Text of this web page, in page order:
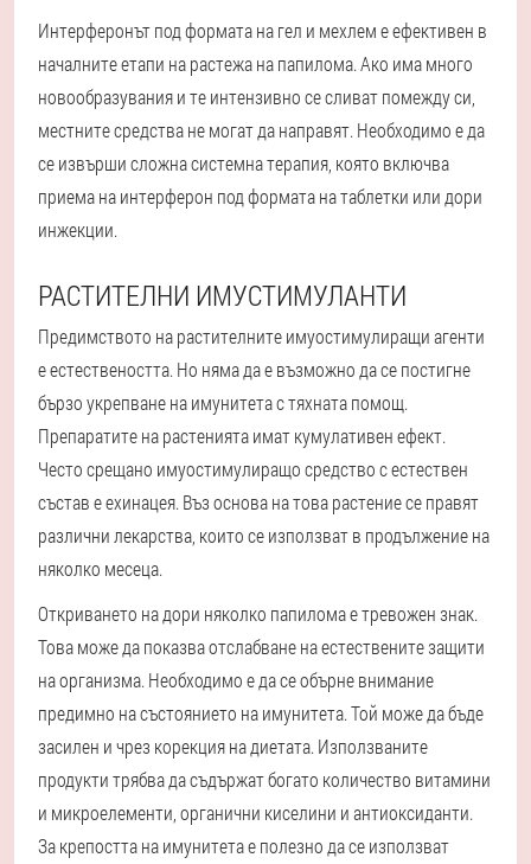
Интерферонът под формата на гел и мехлем е ефективен в
началните етапи на растежа на папилома. Ако има много
новообразувания и те интензивно се сливат помежду си,
местните средства не могат да направят. Необходимо е да
се извърши сложна системна терапия, която включва
приема на интерферон под формата на таблетки или дори
инжекции.
РАСТИТЕЛНИ ИМУСТИМУЛАНТИ
Предимството на растителните имуостимулиращи агенти
е естествеността. Но няма да е възможно да се постигне
бързо укрепване на имунитета с тяхната помощ.
Препаратите на растенията имат кумулативен ефект.
Често срещано имуостимулиращо средство с естествен
състав е ехинацея. Въз основа на това растение се правят
различни лекарства, които се използват в продължение на
няколко месеца.
Откриването на дори няколко папилома е тревожен знак.
Това може да показва отслабване на естествените защити
на организма. Необходимо е да се обърне внимание
предимно на състоянието на имунитета. Той може да бъде
засилен и чрез корекция на диетата. Използваните
продукти трябва да съдържат богато количество витамини
и микроелементи, органични киселини и антиоксиданти.
За крепостта на имунитета е полезно да се използват